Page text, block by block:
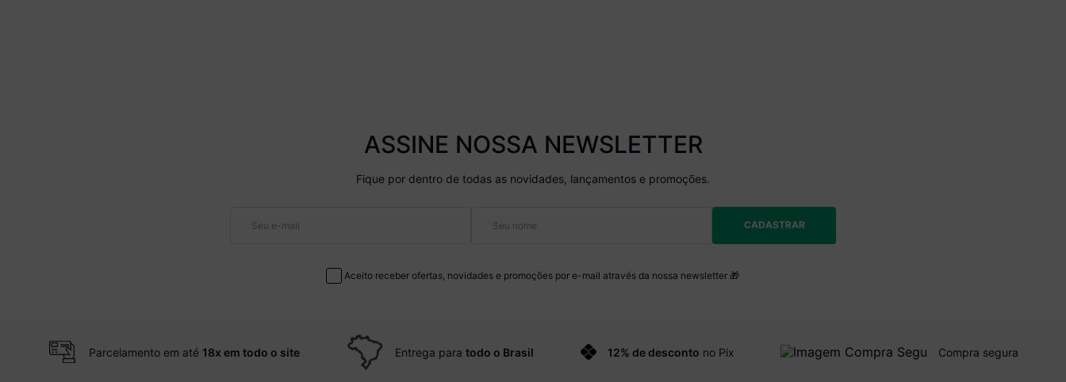
ASSINE NOSSA NEWSLETTER
Fique por dentro de todas as novidades, lançamentos e promoções.
CADASTRAR
Aceito receber ofertas, novidades e promoções por e-mail através da nossa newsletter 🎁
Parcelamento em até 18x em todo o site Entrega paratodo o Brasil 12% de desconto no Pix Compra segura